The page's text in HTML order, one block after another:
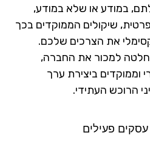
או שלא במודע,
שיקולים הממוקדים בכך
את הצרכים שלכם.
למכור את החברה,
ביצירת ערך
העתידי.